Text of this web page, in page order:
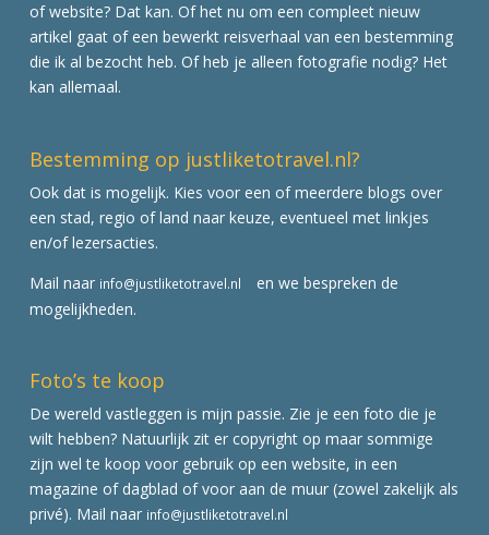
of website? Dat kan. Of het nu om een compleet nieuw
artikel gaat of een bewerkt reisverhaal van een bestemming
die ik al bezocht heb. Of heb je alleen fotografie nodig? Het
kan allemaal.
Bestemming op justliketotravel.nl?
Ook dat is mogelijk. Kies voor een of meerdere blogs over
een stad, regio of land naar keuze, eventueel met linkjes
en/of lezersacties.
Mail naar info@justliketotravel.nl
en we bespreken de
mogelijkheden.
Foto’s te koop
De wereld vastleggen is mijn passie. Zie je een foto die je
wilt hebben? Natuurlijk zit er copyright op maar sommige
zijn wel te koop voor gebruik op een website, in een
magazine of dagblad of voor aan de muur (zowel zakelijk als
privé). Mail naar info@justliketotravel.nl